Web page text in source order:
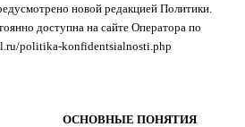
новой редакцией Политики.
доступна на сайте Оператора по
politika-konfidentsialnosti.php
ОСНОВНЫЕ ПОНЯТИЯ